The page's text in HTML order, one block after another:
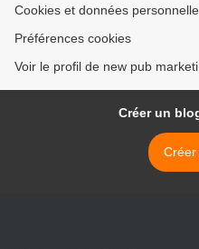
Cookies et données
Préférences cookies
Voir le profil de new pub
Créer un
Créer